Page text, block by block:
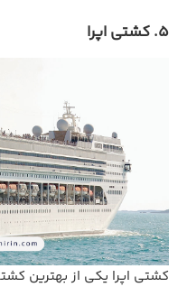
5. کشتی اپرا